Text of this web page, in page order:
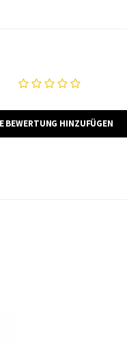
BEWERTUNG HINZUFÜGEN